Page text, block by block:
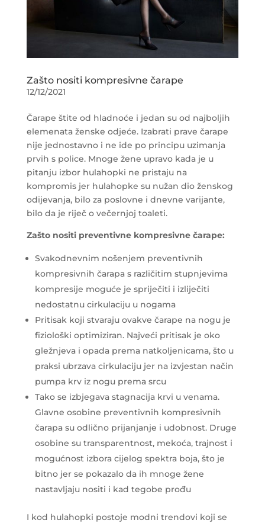
Zašto nositi kompresivne čarape
12/12/2021
Čarape štite od hladnoće i jedan su od najboljih
elemenata ženske odjeće. Izabrati prave čarape
nije jednostavno i ne ide po principu uzimanja
prvih s police. Mnoge žene upravo kada je u
pitanju izbor hulahopki ne pristaju na
kompromis jer hulahopke su nužan dio ženskog
odijevanja, bilo za poslovne i dnevne varijante,
bilo da je riječ o večernjoj toaleti.
Zašto nositi preventivne kompresivne čarape:
Svakodnevnim nošenjem preventivnih
kompresivnih čarapa s različitim stupnjevima
kompresije moguće je spriječiti i izliječiti
nedostatnu cirkulaciju u nogama
Pritisak koji stvaraju ovakve čarape na nogu je
fiziološki optimiziran. Najveći pritisak je oko
gležnjeva i opada prema natkoljenicama, što u
praksi ubrzava cirkulaciju jer na izvjestan način
pumpa krv iz nogu prema srcu
Tako se izbjegava stagnacija krvi u venama.
Glavne osobine preventivnih kompresivnih
čarapa su odlično prijanjanje i udobnost. Druge
osobine su transparentnost, mekoća, trajnost i
mogućnost izbora cijelog spektra boja, što je
bitno jer se pokazalo da ih mnoge žene
nastavljaju nositi i kad tegobe prođu
I kod hulahopki postoje modni trendovi koji se